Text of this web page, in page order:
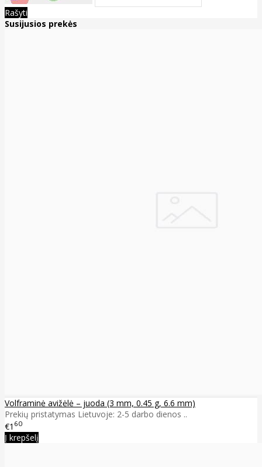
Rašyti
Susijusios prekės
Volframinė avižėlė – juoda (3 mm, 0.45 g, 6.6 mm)
Prekių pristatymas Lietuvoje: 2-5 darbo dienos ..
€1 60
Į krepšelį